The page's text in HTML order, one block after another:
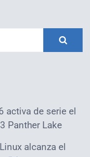
activa de serie el
Panther Lake
alcanza el